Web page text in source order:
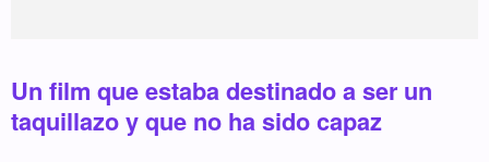
Un film que estaba destinado a ser un
taquillazo y que no ha sido capaz